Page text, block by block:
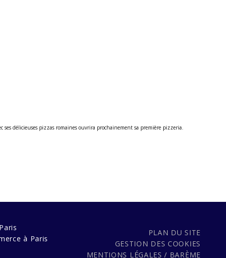
ses délicieuses pizzas romaines ouvrira prochainement sa première pizzeria.
à Paris
PLAN DU SITE
GESTION DES COOKIES
MENTIONS LÉGALES / BARÈME